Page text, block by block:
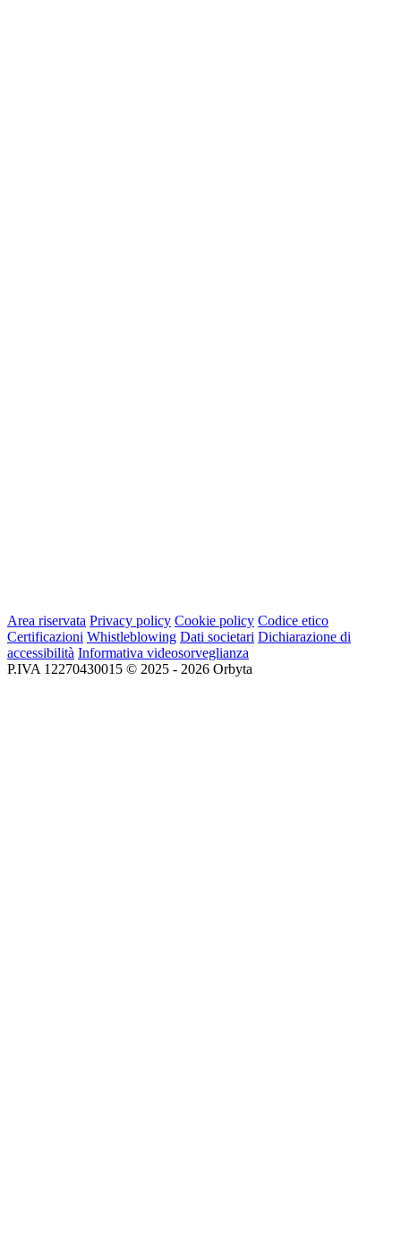
Area riservata Privacy policy Cookie policy Codice etico
Certificazioni Whistleblowing Dati societari Dichiarazione di
accessibilità Informativa videosorveglianza
P.IVA 12270430015 © 2025 - 2026 Orbyta